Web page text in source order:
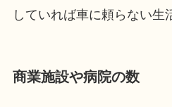
していれば車に頼らない生
商業施設や病院の数